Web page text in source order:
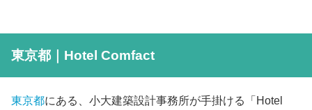
東京都｜Hotel Comfact
東京都にある、小大建築設計事務所が手掛ける「Hotel